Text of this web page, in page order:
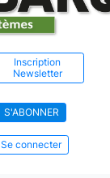
Inscription
Newsletter
S'ABONNER
Se connecter